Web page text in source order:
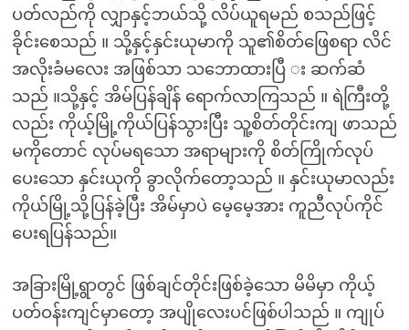
ပတ်လည်ကို လျှာနှင့်ဘယ်သို့ လိပ်ယူရမည် စသည်ဖြင့်
ခိုင်းစေသည် ။ သို့နှင့်နှင်းယုမာကို သူ၏စိတ်ဖြေစရာ လိင်
အလိုးခံမလေး အဖြစ်သာ သဘောထားပြီ း ဆက်ဆံ
သည် ။သို့နှင့် အိမ်ပြန်ချိန် ရောက်လာကြသည် ။ ရဲကြီးတို့
လည်း ကိုယ့်မြို့ကိုယ်ပြန်သွားပြီး သူ့စိတ်တိုင်းကျ ဖာသည်
မကိုတောင် လုပ်မရသော အရာများကို စိတ်ကြိုက်လုပ်
ပေးသော နှင်းယုကို ခွာလိုက်တော့သည် ။ နှင်းယုမာလည်း
ကိုယ်မြို့သို့ပြန်ခဲ့ပြီး အိမ်မှာပဲ မေ့မေ့အား ကူညီလုပ်ကိုင်
ပေးရပြန်သည်။
အခြားမြို့ရွာတွင် ဖြစ်ချင်တိုင်းဖြစ်ခဲ့သော မိမိမှာ ကိုယ့်
ပတ်ဝန်းကျင်မှာတော့ အပျိုလေးပင်ဖြစ်ပါသည် ။ ကျုပ်